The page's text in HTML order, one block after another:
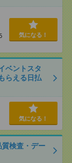
気になる！
ベントスタ
らえる日払
気になる！
検査・デー